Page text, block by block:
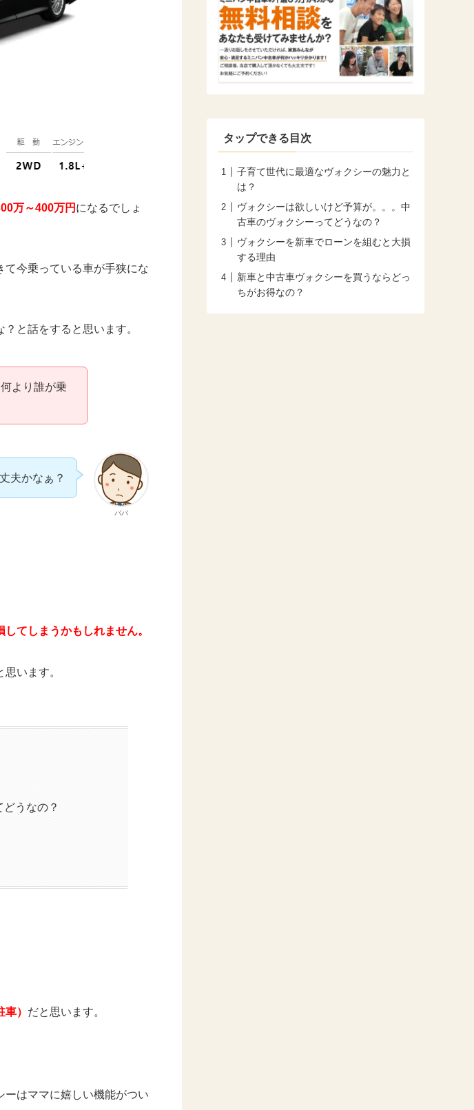
万～400万円 になるでしょ
今乗っている車が手狭にな
と話をすると思います。
より誰が乗
パパ
夫かなぁ？
てしまうかもしれません。
います。
うなの？
） だと思います。
はママに嬉しい機能がつい
タップできる目次
子育て世代に最適なヴォクシーの魅力と
は？
ヴォクシーは欲しいけど予算が。。。中
古車のヴォクシーってどうなの？
ヴォクシーを新車でローンを組むと大損
する理由
新車と中古車ヴォクシーを買うならどっ
ちがお得なの？